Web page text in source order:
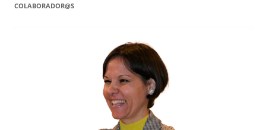
COLABORADOR@S